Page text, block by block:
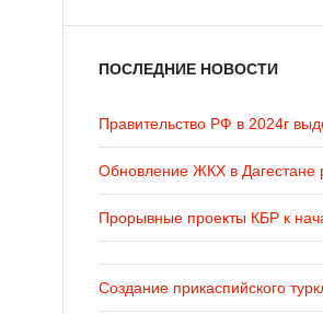
ПОСЛЕДНИЕ НОВОСТИ
Правительство РФ в 2024г
Обновление ЖКХ в
Прорывные проекты КБР к
Создание прикаспийского